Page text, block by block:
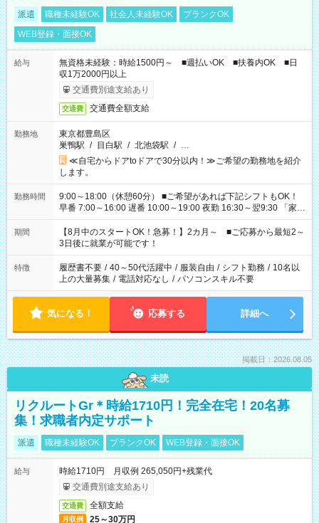
派遣 職種未経験OK 社会人未経験OK
ブランクOK
WEB登録・面接OK
給与
無資格未経験：時給1500円～ ■週払いOK ■扶養内OK ■日
収1万2000円以上
交通費別途支給あり
交通費 交通費全額支給
勤務地
東京都豊島区
巣鴨駅 / 目白駅 / 北池袋駅 / …
≪自宅からドアtoドアで30分以内！≫ご希望の勤務地を紹介
します。
勤務時間
9:00～18:00（休憩60分） ■ご希望があれば下記シフトもOK！
早番 7:00～16:00 遅番 10:00～19:00 夜勤 16:30～翌9:30 「家族
と休みを合わせたい」 「余裕を持って夕飯の準備がしたい」
「できれば残業はしたくない」 など、ご希望を教えてください
ね。 ※Wワーク希望の方へ 今ご覧のお仕事で希望する勤務時間
と、もう1つのお仕事の勤務時間。 合計で週40時間を超える場
合は応募できません。
期間
【8月中のスタートOK！急募！】2カ月～ ■ご応募から最短2～
3日後に就業が可能です！
特徴 履歴書不要 / 40～50代活躍中 / 服装自由 / シフト勤務 / 10名以
上の大量募集 / 電話対応なし / パソコンスキル不要
気になる！ 応募する 詳細へ
掲載日：2026.08.05
未読
リクルートGr＊時給1710円！完全在宅！20名募
集！求職者内定サポート
派遣 職種未経験OK ブランクOK WEB登録・面接OK
給与
時給1710円 月収例 265,050円+残業代
交通費別途支給あり
交通費 全額支給
月収例 25～30万円